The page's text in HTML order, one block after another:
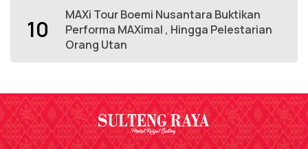
10
MAXi Tour Boemi Nusantara Buktikan
Performa MAXimal , Hingga Pelestarian
Orang Utan